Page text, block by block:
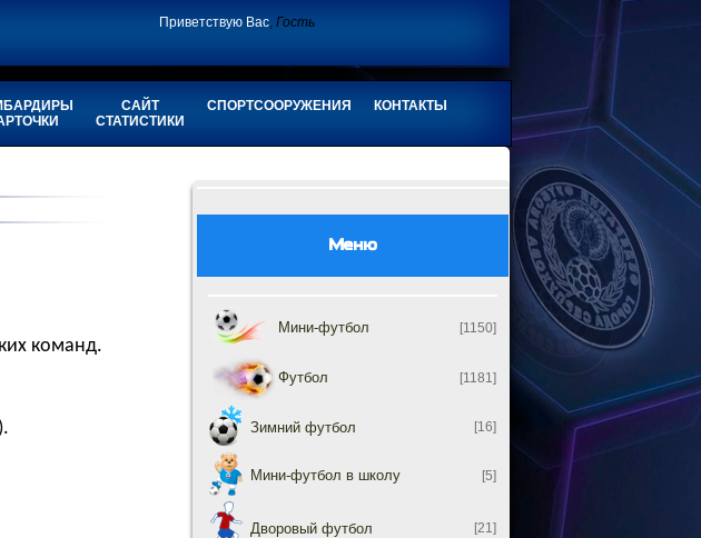
Приветствую Вас,Гость
САЙТ
СТАТИСТИКИ
СПОРТСООРУЖЕНИЯ КОНТАКТЫ
команд.
Меню
Мини-футбол [1150]
Футбол [1181]
Зимний футбол [16]
Мини-футбол в школу [5]
Дворовый футбол [21]